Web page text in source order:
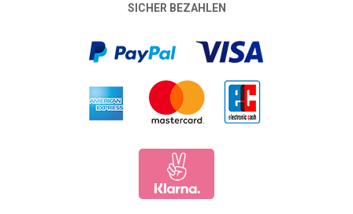
SICHER BEZAHLEN